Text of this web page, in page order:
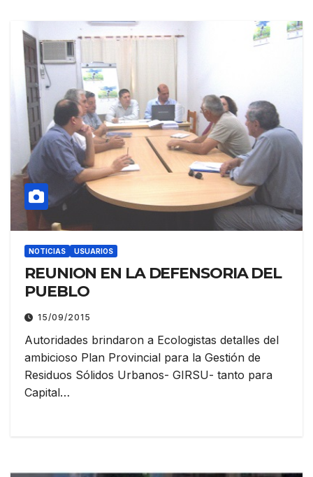
NOTICIAS USUARIOS
REUNION EN LA DEFENSORIA DEL
PUEBLO
15/09/2015
Autoridades brindaron a Ecologistas detalles del
ambicioso Plan Provincial para la Gestión de
Residuos Sólidos Urbanos- GIRSU- tanto para
Capital…